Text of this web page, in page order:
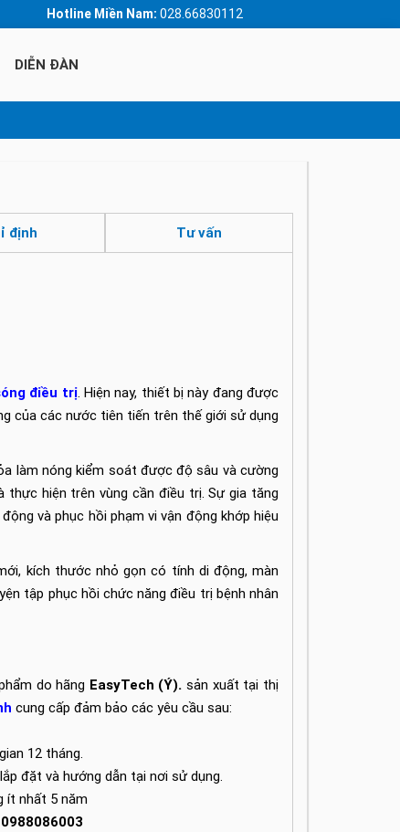
Hotline Miền Nam: 028.66830112
DIỄN ĐÀN
định Tư vấn
điều trị. Hiện nay, thiết bị này đang được
của các nước tiên tiến trên thế giới sử dụng
làm nóng kiểm soát được độ sâu và cường
hiện trên vùng cần điều trị. Sự gia tăng
và phục hồi phạm vi vận động khớp hiệu
kích thước nhỏ gọn có tính di động, màn
tập phục hồi chức năng điều trị bệnh nhân
do hãng EasyTech (Ý). sản xuất tại thị
cung cấp đảm bảo các yêu cầu sau:
12 tháng.
đặt và hướng dẫn tại nơi sử dụng.
ít nhất 5 năm